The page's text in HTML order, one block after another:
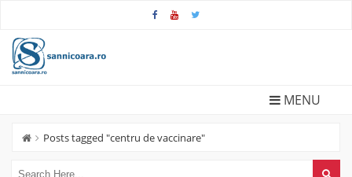
MENU
Posts tagged "centru de vaccinare"